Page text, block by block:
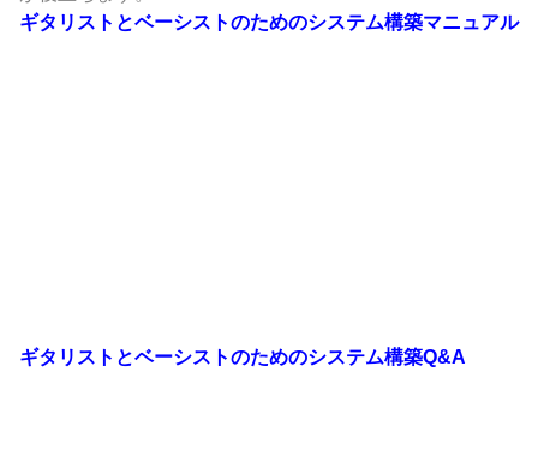
ギタリストとベーシストのためのシステム構築マニュアル
ギタリストとベーシストのためのシステム構築Q&A